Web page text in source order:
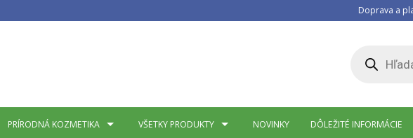
Doprava a
search
PRÍRODNÁ KOZMETIKA VŠETKY PRODUKTY NOVINKY DÔLEŽITÉ INFORMÁCIE